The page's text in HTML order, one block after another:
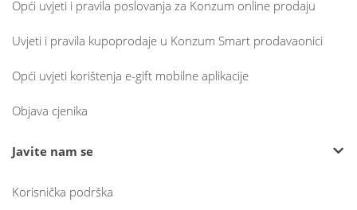
Opći uvjeti i pravila poslovanja za Konzum online prodaju
Uvjeti i pravila kupoprodaje u Konzum Smart prodavaonici
Opći uvjeti korištenja e-gift mobilne aplikacije
Objava cjenika
Javite nam se
Korisnička podrška